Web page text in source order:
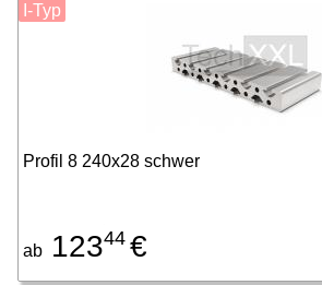
Profil 8 240x28 schwer
ab 12344 €
I-Typ